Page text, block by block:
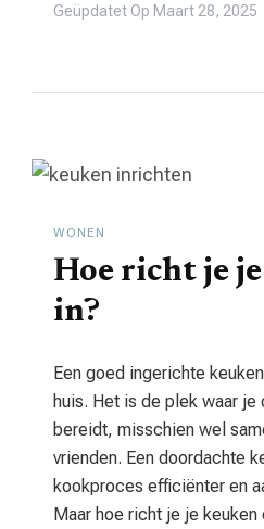
Geüpdatet Op Maart 28, 2025
WONEN
Hoe richt je
in?
Een goed ingerichte
huis. Het is de plek waar
bereidt, misschien wel
vrienden. Een doordachte
kookproces efficiënter en
Maar hoe richt je je keuken